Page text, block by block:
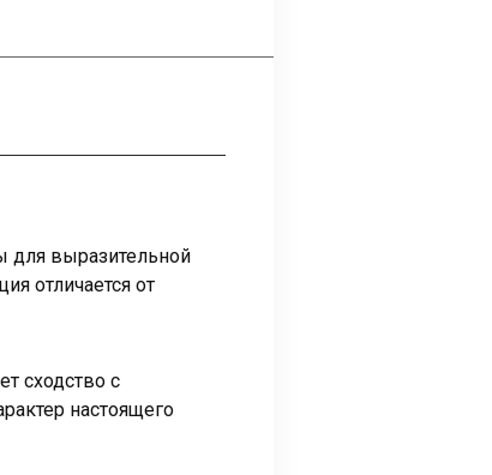
для выразительной
отличается от
сходство с
настоящего